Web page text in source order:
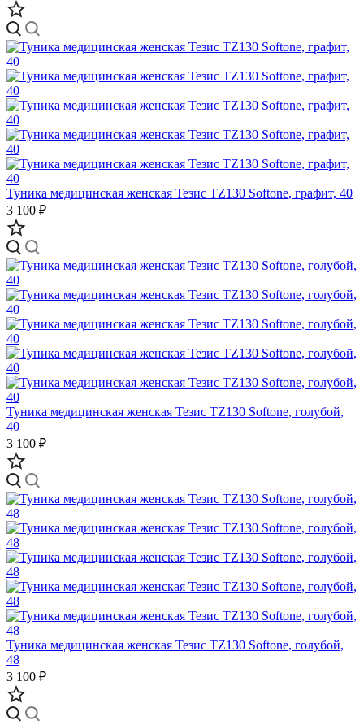
Туника медицинская женская Тезис TZ130 Softone, графит, 40
3 100 ₽
Туника медицинская женская Тезис TZ130 Softone, голубой,
40
3 100 ₽
Туника медицинская женская Тезис TZ130 Softone, голубой,
48
3 100 ₽